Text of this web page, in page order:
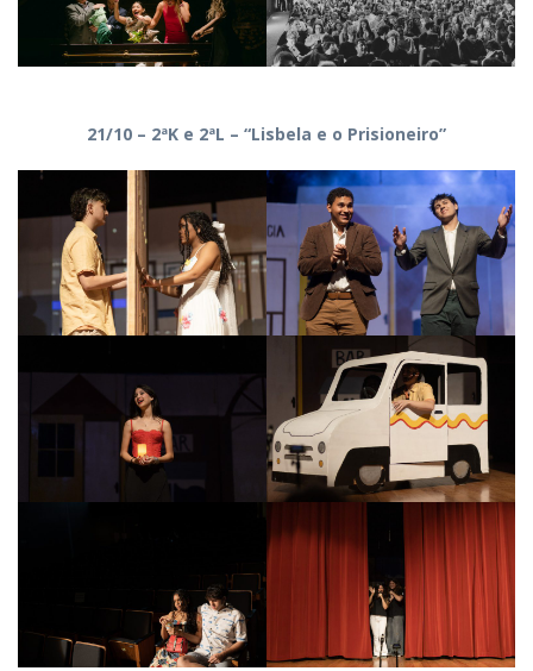
21/10 – 2ªK e 2ªL – “Lisbela e o Prisioneiro”